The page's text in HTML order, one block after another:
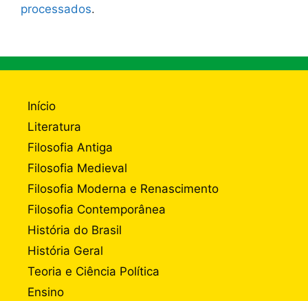
processados.
Início
Literatura
Filosofia Antiga
Filosofia Medieval
Filosofia Moderna e Renascimento
Filosofia Contemporânea
História do Brasil
História Geral
Teoria e Ciência Política
Ensino